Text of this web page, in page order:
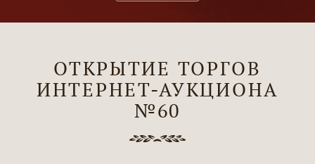
ОТКРЫТИЕ ТОРГОВ
ИНТЕРНЕТ-АУКЦИОНА
№60